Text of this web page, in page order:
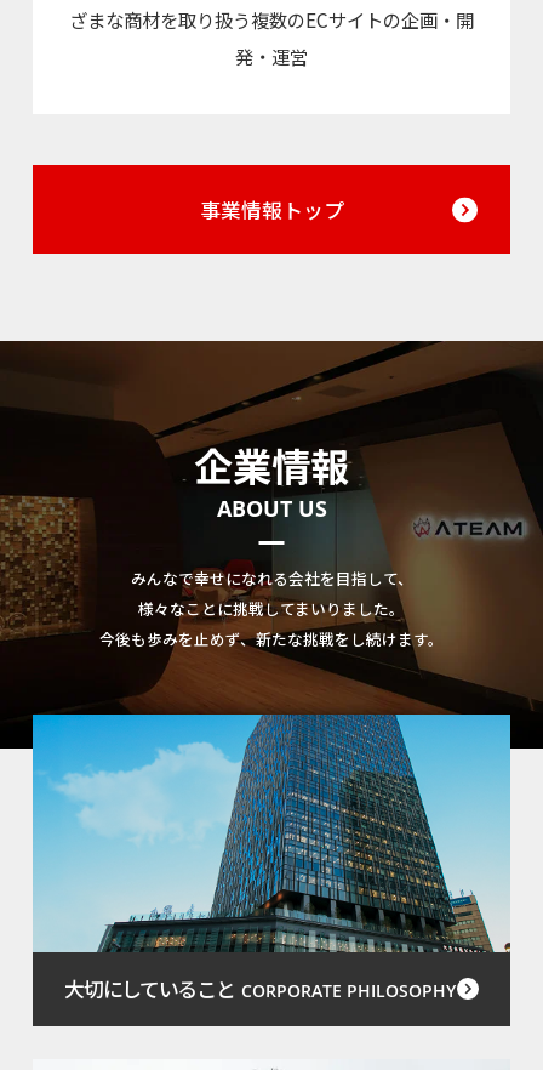
ざまな商材を取り扱う複数のECサイトの企画・開
発・運営
事業情報トップ
企業情報
ABOUT US
みんなで幸せになれる会社を目指して、
様々なことに挑戦してまいりました。
今後も歩みを止めず、新たな挑戦をし続けます。
大切にしていること CORPORATE PHILOSOPHY